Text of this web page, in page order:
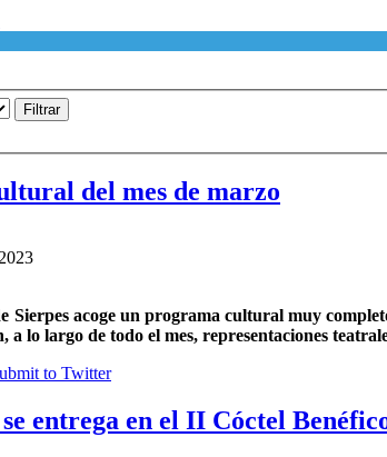
Filtrar
del mes de marzo
Sierpes acoge un programa cultural muy
a lo largo de todo el mes, representaciones
entrega en el II Cóctel